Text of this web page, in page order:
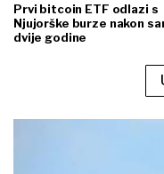
Prvi bitcoin ETF odlazi s
Njujorške burze nakon
dvije godine